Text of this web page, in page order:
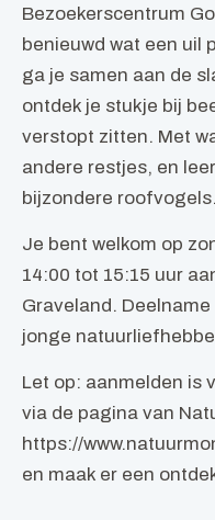
Bezoekerscentrum
benieuwd wat een uil
ga je samen aan de
ontdek je stukje bij
verstopt zitten. Met
andere restjes, en
bijzondere roofvogels.
Je bent welkom op
14:00 tot 15:15 uur
Graveland.
jonge
Let op: aanmelden is
via de pagina van
https://
en maak er een